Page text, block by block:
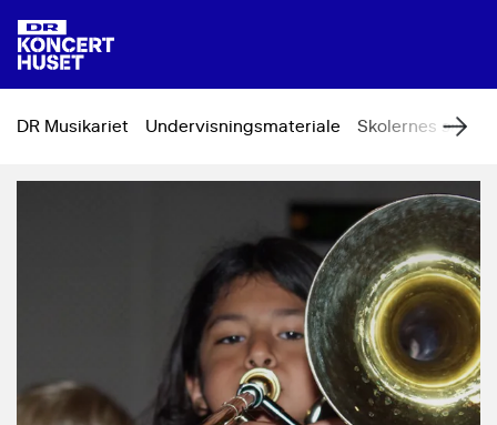
DR Musikariet Undervisningsmateriale Skolernes